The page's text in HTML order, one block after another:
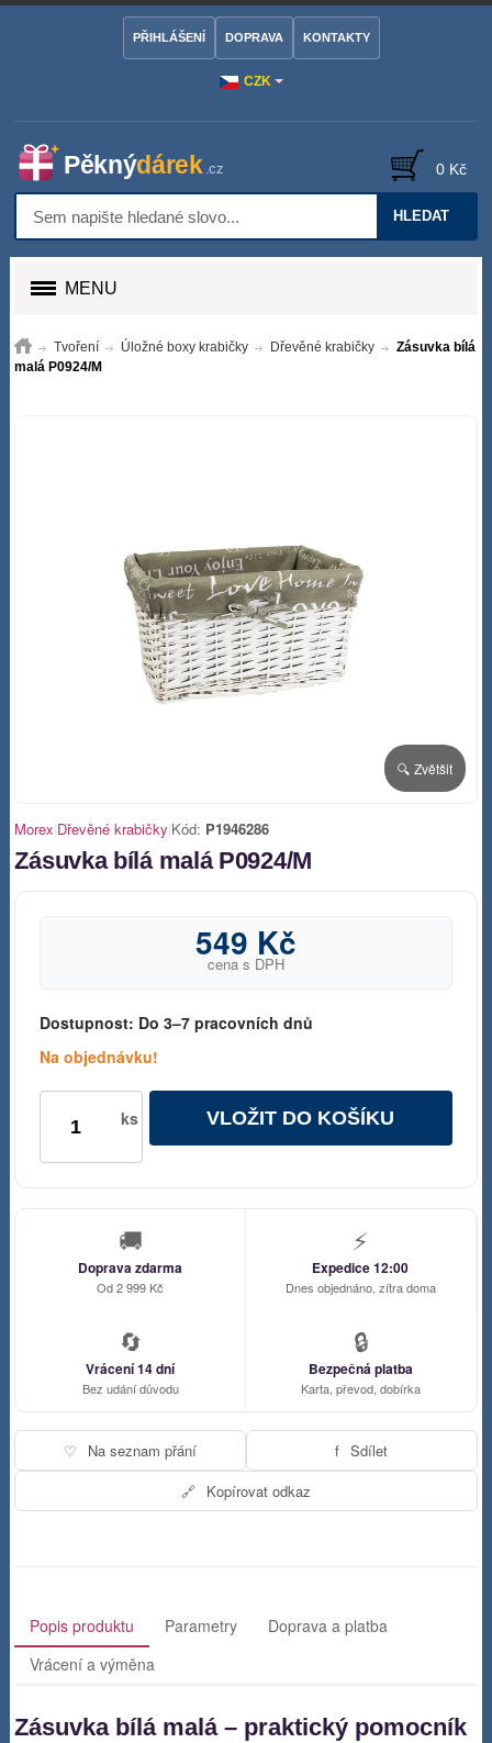
CZK
PŘIHLÁŠENÍ DOPRAVA KONTAKTY
HLEDAT
0 Kč
MENU
Tvoření Úložné boxy krabičky Dřevěné krabičky
Zásuvka bílá
malá P0924/M
🔍 Zvětšit
Morex|Dřevěné krabičky|Kód: P1946286
Zásuvka bílá malá P0924/M
549 Kč
cena s DPH
Dostupnost: Do 3–7 pracovních dnů
Na objednávku!
ks VLOŽIT DO KOŠÍKU
🚚
Doprava zdarma
Od 2 999 Kč
⚡
Expedice 12:00
Dnes objednáno, zítra doma
🔄
Vrácení 14 dní
Bez udání důvodu
🔒
Bezpečná platba
Karta, převod, dobírka
♡ Na seznam přání f Sdílet
🔗 Kopírovat odkaz
Popis produktu Parametry
Doprava a platba
Vrácení a výměna
Zásuvka bílá malá – praktický pomocník